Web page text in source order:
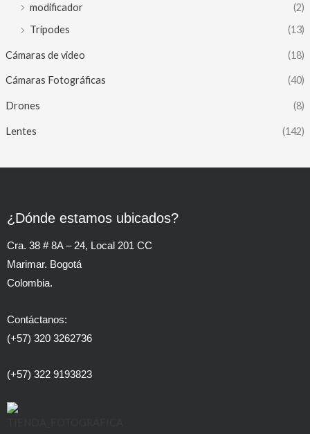
modificador
(2)
Trípodes
(13)
Cámaras de video (18)
Cámaras Fotográficas (40)
Drones (8)
Lentes (142)
¿Dónde estamos ubicados?
Cra. 38 # 8A – 24, Local 201 CC
Marimar. Bogotá
Colombia.
Contáctanos:
(+57) 320 3262736
(+57) 322 9193823